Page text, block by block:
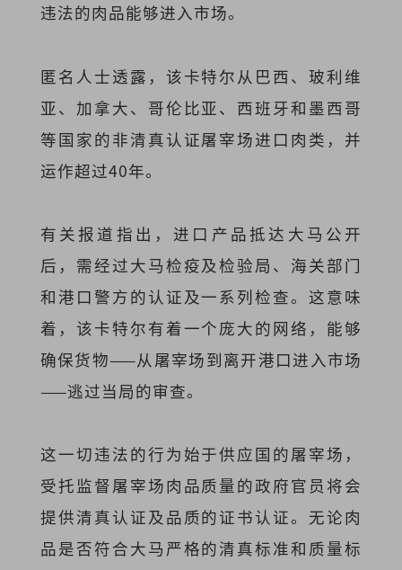
违法的肉品能够进入市场。
匿名人士透露，该卡特尔从巴西、玻利维
亚、加拿大、哥伦比亚、西班牙和墨西哥
等国家的非清真认证屠宰场进口肉类，并
运作超过40年。
有关报道指出，进口产品抵达大马公开
后，需经过大马检疫及检验局、海关部门
和港口警方的认证及一系列检查。这意味
着，该卡特尔有着一个庞大的网络，能够
确保货物——从屠宰场到离开港口进入市场
——逃过当局的审查。
这一切违法的行为始于供应国的屠宰场，
受托监督屠宰场肉品质量的政府官员将会
提供清真认证及品质的证书认证。无论肉
品是否符合大马严格的清真标准和质量标